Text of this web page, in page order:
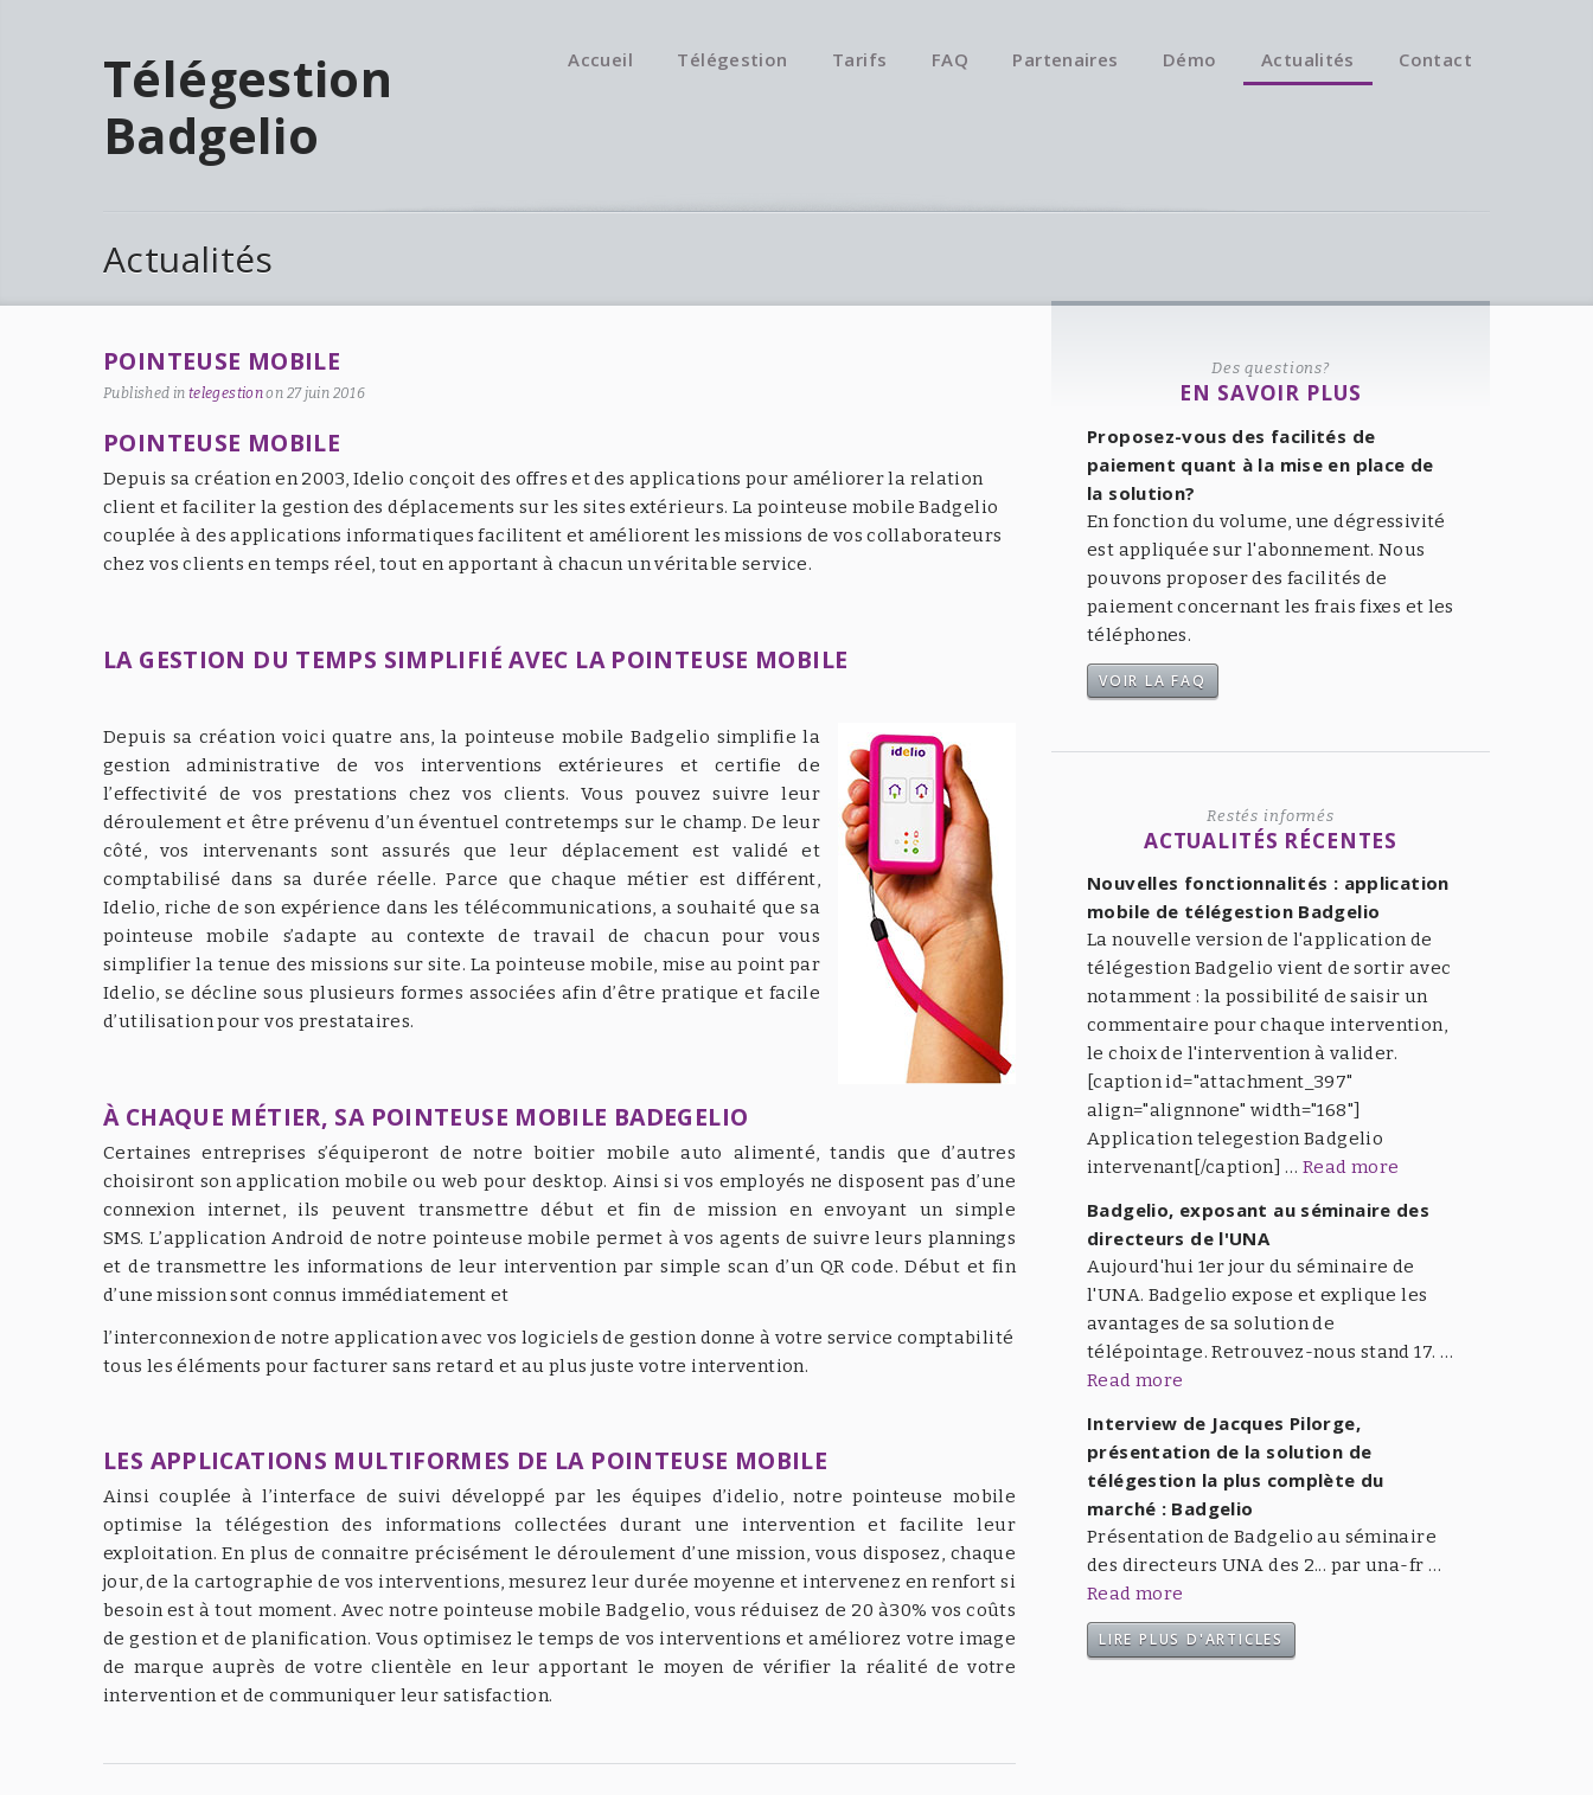
Télégestion
Badgelio
Accueil Télégestion Tarifs FAQ Partenaires Démo Actualités Contact
Actualités
POINTEUSE MOBILE
Published in telegestionon 27 juin 2016
POINTEUSE MOBILE
Depuis sa création en 2003, Idelio conçoit des offres et des applications pour améliorer la relation
client et faciliter la gestion des déplacements sur les sites extérieurs. La pointeuse mobile Badgelio
couplée à des applications informatiques facilitent et améliorent les missions de vos collaborateurs
chez vos clients en temps réel, tout en apportant à chacun un véritable service.
LA GESTION DU TEMPS SIMPLIFIÉ AVEC LA POINTEUSE MOBILE
Depuis sa création voici quatre ans, la pointeuse mobile Badgelio simplifie la
gestion administrative de vos interventions extérieures et certifie de
l’effectivité de vos prestations chez vos clients. Vous pouvez suivre leur
déroulement et être prévenu d’un éventuel contretemps sur le champ. De leur
côté, vos intervenants sont assurés que leur déplacement est validé et
comptabilisé dans sa durée réelle. Parce que chaque métier est différent,
Idelio, riche de son expérience dans les télécommunications, a souhaité que sa
pointeuse mobile s’adapte au contexte de travail de chacun pour vous
simplifier la tenue des missions sur site. La pointeuse mobile, mise au point par
Idelio, se décline sous plusieurs formes associées afin d’être pratique et facile
d’utilisation pour vos prestataires.
À CHAQUE MÉTIER, SA POINTEUSE MOBILE BADEGELIO
Certaines entreprises s’équiperont de notre boitier mobile auto alimenté, tandis que d’autres
choisiront son application mobile ou web pour desktop. Ainsi si vos employés ne disposent pas d’une
connexion internet, ils peuvent transmettre début et fin de mission en envoyant un simple
SMS. L’application Android de notre pointeuse mobile permet à vos agents de suivre leurs plannings
et de transmettre les informations de leur intervention par simple scan d’un QR code. Début et fin
d’une mission sont connus immédiatement et
l’interconnexion de notre application avec vos logiciels de gestion donne à votre service comptabilité
tous les éléments pour facturer sans retard et au plus juste votre intervention.
LES APPLICATIONS MULTIFORMES DE LA POINTEUSE MOBILE
Ainsi couplée à l’interface de suivi développé par les équipes d’idelio, notre pointeuse mobile
optimise la télégestion des informations collectées durant une intervention et facilite leur
exploitation. En plus de connaitre précisément le déroulement d’une mission, vous disposez, chaque
jour, de la cartographie de vos interventions, mesurez leur durée moyenne et intervenez en renfort si
besoin est à tout moment. Avec notre pointeuse mobile Badgelio, vous réduisez de 20 à30% vos coûts
de gestion et de planification. Vous optimisez le temps de vos interventions et améliorez votre image
de marque auprès de votre clientèle en leur apportant le moyen de vérifier la réalité de votre
intervention et de communiquer leur satisfaction.
Des questions?
EN SAVOIR PLUS
Proposez-vous des facilités de
paiement quant à la mise en place de
la solution?
En fonction du volume, une dégressivité
est appliquée sur l'abonnement. Nous
pouvons proposer des facilités de
paiement concernant les frais fixes et les
téléphones.
VOIR LA FAQ
Restés informés
ACTUALITÉS RÉCENTES
Nouvelles fonctionnalités : application
mobile de télégestion Badgelio
La nouvelle version de l'application de
télégestion Badgelio vient de sortir avec
notamment : la possibilité de saisir un
commentaire pour chaque intervention,
le choix de l'intervention à valider.
[caption id="attachment_397"
align="alignnone" width="168"]
Application telegestion Badgelio
intervenant[/caption] … Read more
Badgelio, exposant au séminaire des
directeurs de l'UNA
Aujourd'hui 1er jour du séminaire de
l'UNA. Badgelio expose et explique les
avantages de sa solution de
télépointage. Retrouvez-nous stand 17. …
Read more
Interview de Jacques Pilorge,
présentation de la solution de
télégestion la plus complète du
marché : Badgelio
Présentation de Badgelio au séminaire
des directeurs UNA des 2... par una-fr …
Read more
LIRE PLUS D'ARTICLES